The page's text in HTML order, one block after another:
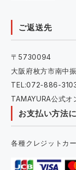
ご返送先
〒5730094
大阪府枚方市南中
TEL:072-886-
TAMAYURA公式
お支払い方法
各種クレジットカ